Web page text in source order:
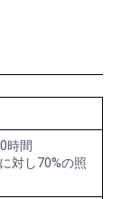
時間
対し70%の照